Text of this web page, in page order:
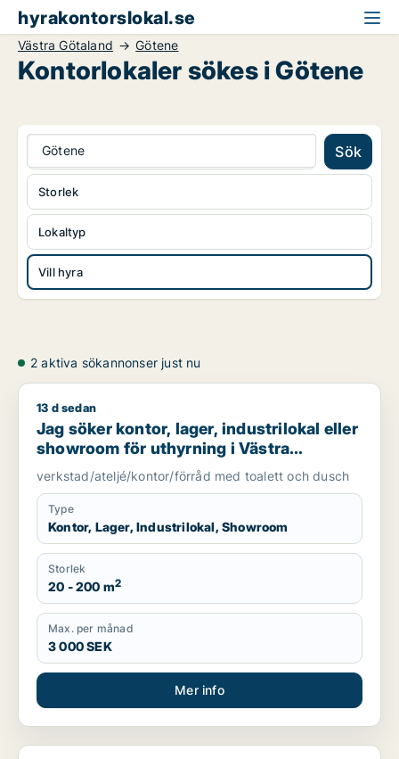
hyrakontorslokal.se
Västra Götaland Götene
Kontorlokaler sökes i Götene
Götene Sök
Lokaltyp
Vill hyra
Storlek
2 aktiva sökannonser just nu
Jag söker kontor, lager, industrilokal eller showroom för
13 d sedan
Jag söker kontor, lager, industrilokal eller
showroom för uthyrning i Västra
Götaland
verkstad/ateljé/kontor/förråd med toalett och dusch
Type
Kontor, Lager, Industrilokal, Showroom
Storlek
20 - 200 m2
Max. per månad
3 000 SEK
Mer info